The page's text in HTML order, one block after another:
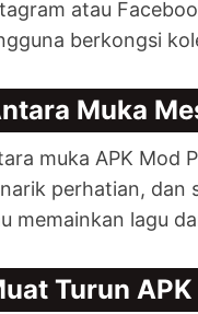
atau
berkongsi
Muka
muka APK Mod
perhatian, dan
memainkan lagu
Turun